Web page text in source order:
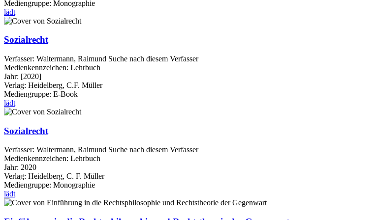
Mediengruppe: Monographie
lädt
Sozialrecht
Verfasser: Waltermann, Raimund Suche nach diesem Verfasser
Medienkennzeichen: Lehrbuch
Jahr: [2020]
Verlag: Heidelberg, C.F. Müller
Mediengruppe: E-Book
lädt
Sozialrecht
Verfasser: Waltermann, Raimund Suche nach diesem Verfasser
Medienkennzeichen: Lehrbuch
Jahr: 2020
Verlag: Heidelberg, C. F. Müller
Mediengruppe: Monographie
lädt